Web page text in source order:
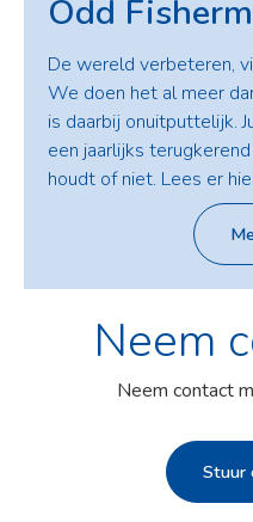
Odd
De wereld verbeteren,
We doen het al meer
is daarbij onuitputtelijk.
een jaarlijks
houdt of niet. Lees er
Neem
Neem contact
Stuur